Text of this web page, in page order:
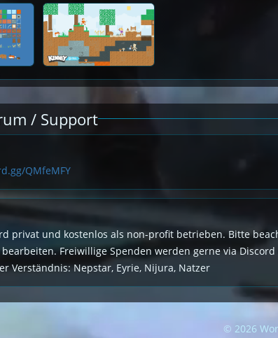
/ Support
QMfeMFY
privat und kostenlos als non-profit betrieben. Bitte
Freiwillige Spenden werden gerne via
Verständnis: Nepstar, Eyrie, Nijura, Natzer
© 2026